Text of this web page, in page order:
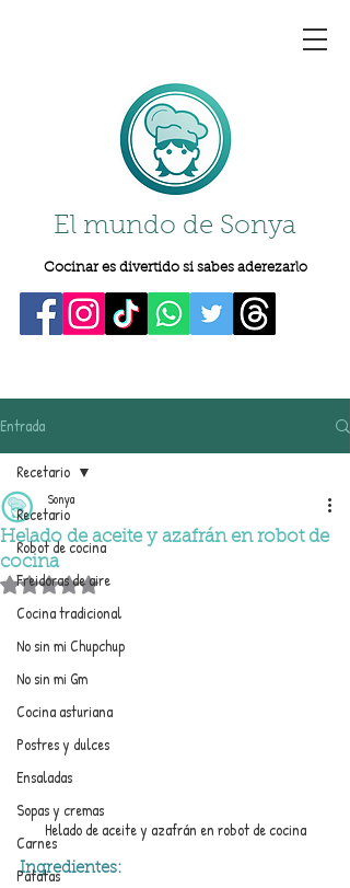
El mundo de Sonya
Cocinar es divertido si sabes aderezarlo
Entrada
Recetario
Robot de cocina
Freidoras de aire
Cocina tradicional
No sin mi Chupchup
No sin mi Gm
Cocina asturiana
Postres y dulces
Ensaladas
Sopas y cremas
Carnes
Patatas
Recetario
Helado de aceite y azafrán en robot de
cocina
Sonya
Obtuvo NaN de 5 estrellas.
Helado de aceite y azafrán en robot de cocina
Ingredientes: